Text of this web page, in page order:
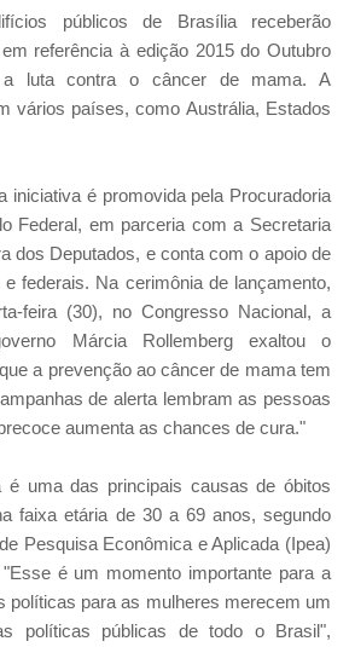
públicos de Brasília receberão
referência à edição 2015 do Outubro
luta contra o câncer de mama. A
vários países, como Austrália, Estados
iniciativa é promovida pela Procuradoria
Federal, em parceria com a Secretaria
dos Deputados, e conta com o apoio de
federais. Na cerimônia de lançamento,
feira (30), no Congresso Nacional, a
Márcia Rollemberg exaltou o
a prevenção ao câncer de mama tem
de alerta lembram as pessoas
aumenta as chances de cura."
uma das principais causas de óbitos
faixa etária de 30 a 69 anos, segundo
Pesquisa Econômica e Aplicada (Ipea)
é um momento importante para a
políticas para as mulheres merecem um
políticas públicas de todo o Brasil",